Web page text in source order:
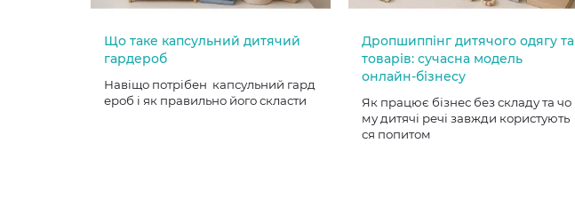
Що таке капсульний дитячий
гардероб
Навіщо потрібен капсульний гард
ероб і як правильно його скласти
Дропшиппінг дитячого одягу та
товарів: сучасна модель
онлайн-бізнесу
Як працює бізнес без складу та чо
му дитячі речі завжди користують
ся попитом